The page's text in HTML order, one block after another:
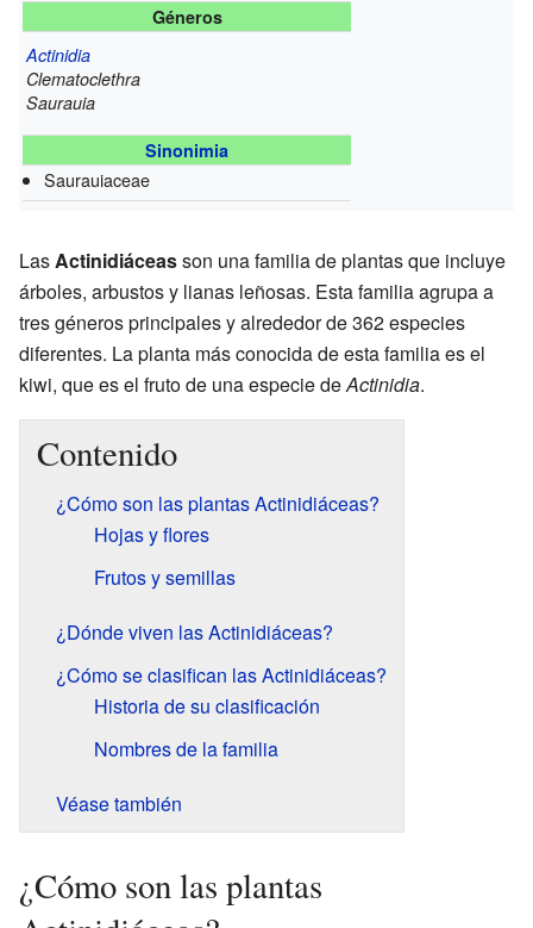
Géneros
Actinidia
Clematoclethra
Saurauia
Sinonimia
Saurauiaceae
LasActinidiáceasson una familia de plantas que incluye
árboles, arbustos y lianas leñosas. Esta familia agrupa a
tres géneros principales y alrededor de 362 especies
diferentes. La planta más conocida de esta familia es el
kiwi, que es el fruto de una especie deActinidia.
Contenido
¿Cómo son las plantas Actinidiáceas?
Hojas y flores
Frutos y semillas
¿Dónde viven las Actinidiáceas?
¿Cómo se clasifican las Actinidiáceas?
Historia de su clasificación
Nombres de la familia
Véase también
¿Cómo son las plantas